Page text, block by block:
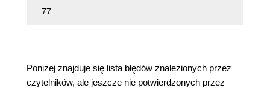
77
Poniżej znajduje się lista błędów znalezionych przez
czytelników, ale jeszcze nie potwierdzonych przez